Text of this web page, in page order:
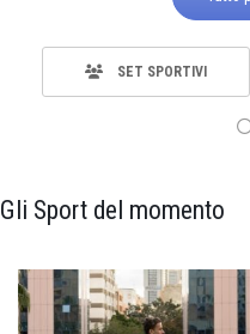
SET SPORTIVI
Gli Sport del momento